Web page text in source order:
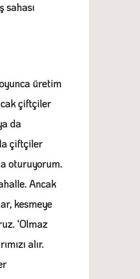
sahası
üretim
çiftçiler
da
çiftçiler
oturuyorum.
Ancak
kesmeye
‘Olmaz
alır.